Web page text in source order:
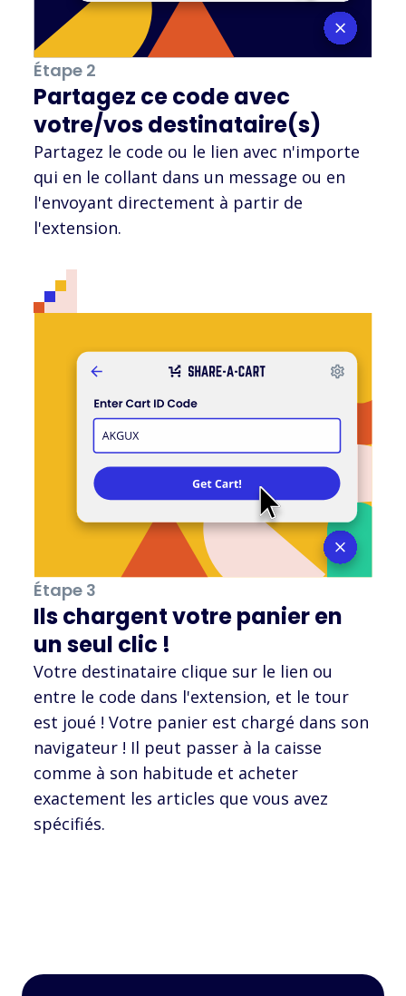
Étape 2
Partagez ce code avec
votre/vos destinataire(s)
Partagez le code ou le lien avec n'importe
qui en le collant dans un message ou en
l'envoyant directement à partir de
l'extension.
Étape 3
Ils chargent votre panier en
un seul clic !
Votre destinataire clique sur le lien ou
entre le code dans l'extension, et le tour
est joué ! Votre panier est chargé dans son
navigateur ! Il peut passer à la caisse
comme à son habitude et acheter
exactement les articles que vous avez
spécifiés.